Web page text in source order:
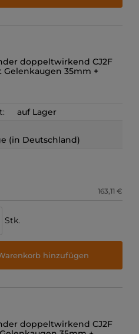
doppeltwirkend CJ2F
Gelenkaugen 35mm +
auf Lager
(in Deutschland)
163,11 €
Stk.
hinzufügen
doppeltwirkend CJ2F